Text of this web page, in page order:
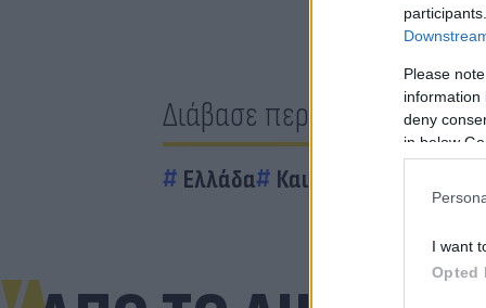
Please
information
deny
in below
I want
Opted
Διάβασε περισσότερα
Ελλάδα Καιρός